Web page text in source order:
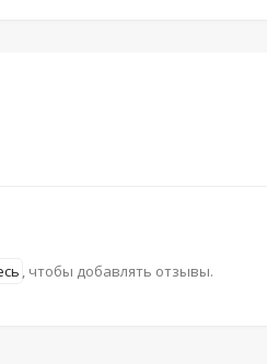
, чтобы добавлять отзывы.